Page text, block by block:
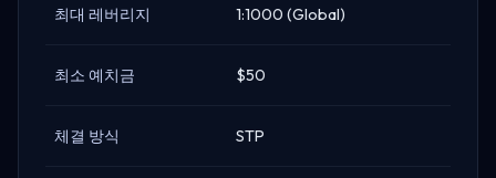
최대 레버리지 1:1000 (Global)
최소 예치금 $50
체결 방식 STP